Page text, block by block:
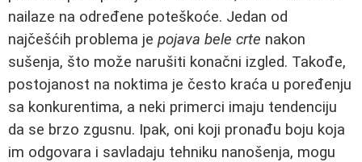
nailaze na određene poteškoće. Jedan od
najčešćih problema je pojava bele crte nakon
sušenja, što može narušiti konačni izgled. Takođe,
postojanost na noktima je često kraća u poređenju
sa konkurentima, a neki primerci imaju tendenciju
da se brzo zgusnu. Ipak, oni koji pronađu boju koja
im odgovara i savladaju tehniku nanošenja, mogu